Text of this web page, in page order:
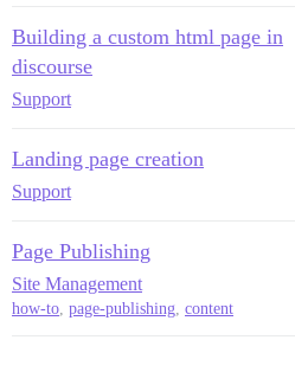
Building a custom html page in
discourse
Support
Landing page creation
Support
Page Publishing
Site Management
how-to page-publishing content